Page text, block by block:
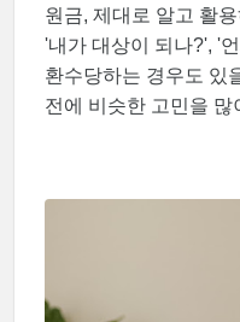
원금, 제대로 알고 활
'내가 대상이 되나?', '
환수당하는 경우도 있
전에 비슷한 고민을 많